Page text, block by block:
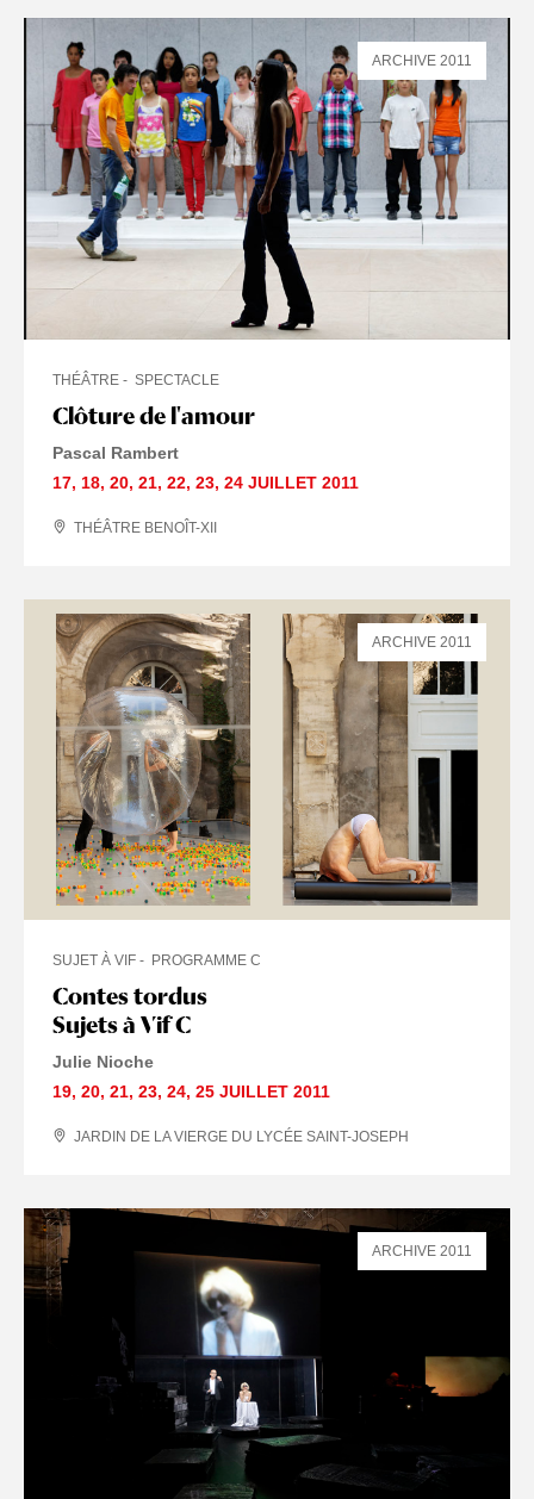
Clôture de l'amour
THÉÂTRE SPECTACLE
Pascal Rambert
17, 18, 20, 21, 22, 23, 24 JUILLET 2011
THÉÂTRE BENOÎT-XII
ARCHIVE 2011
Contes tordus
Sujets à Vif C
SUJET À VIF PROGRAMME C
Julie Nioche
19, 20, 21, 23, 24, 25 JUILLET 2011
JARDIN DE LA VIERGE DU LYCÉE SAINT-JOSEPH
ARCHIVE 2011
ARCHIVE 2011